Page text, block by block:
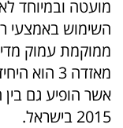
מועטה ובמיוחד
השימוש באמצעי
ממוקמת עמוק
מאזדה 3
אשר הופיע גם
2015 בישראל.